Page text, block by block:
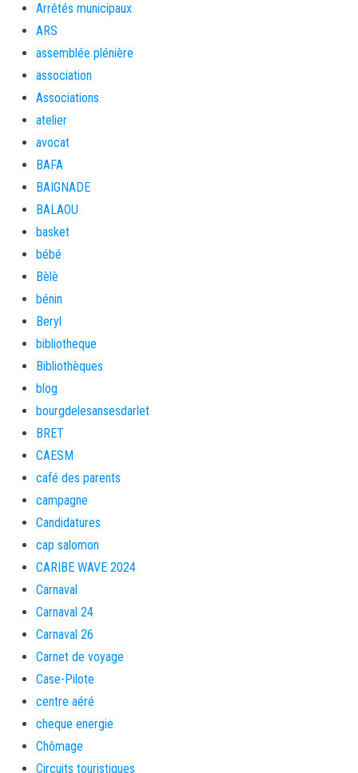
Arrêtés municipaux
ARS
assemblée plénière
association
Associations
atelier
avocat
BAFA
BAIGNADE
BALAOU
basket
bébé
Bèlè
bénin
Beryl
bibliotheque
Bibliothèques
blog
bourgdelesansesdarlet
BRET
CAESM
café des parents
campagne
Candidatures
cap salomon
CARIBE WAVE 2024
Carnaval
Carnaval 24
Carnaval 26
Carnet de voyage
Case-Pilote
centre aéré
cheque energie
Chômage
Circuits touristiques